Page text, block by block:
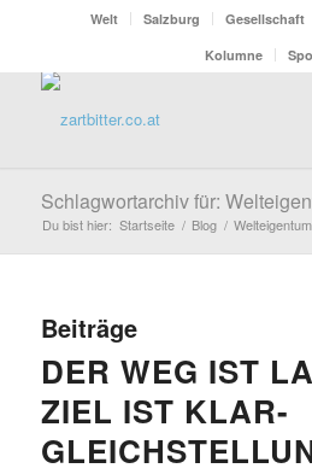
Welt Salzburg Gesellschaft
Kolumne
Schlagwortarchiv für:
Du bist hier: Startseite / Blog / Welteigentum
Beiträge
DER WEG IST
ZIEL IST KLAR-